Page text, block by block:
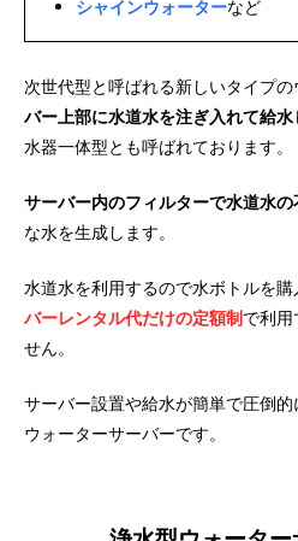
シャインウォーターなど
次世代型と呼ばれる新しいタイプの
バー上部に水道水を注ぎ入れて給水
水器一体型とも呼ばれております。
サーバー内のフィルターで水道水
な水を生成します。
水道水を利用するので水ボトルを
バーレンタル代だけの定額制で利
せん。
サーバー設置や給水が簡単で圧倒
ウォーターサーバーです。